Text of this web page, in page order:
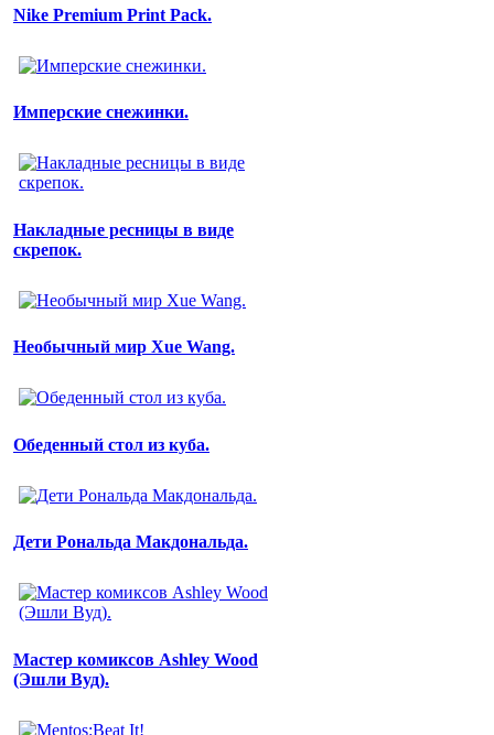
Nike Premium Print Pack.
Имперские снежинки.
Накладные ресницы в виде
скрепок.
Необычный мир Xue Wang.
Обеденный стол из куба.
Дети Рональда Макдональда.
Мастер комиксов Ashley Wood
(Эшли Вуд).